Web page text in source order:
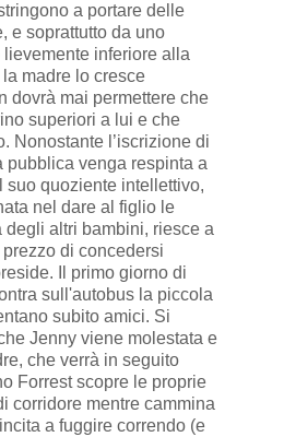
a portare delle
e soprattutto da uno
inferiore alla
madre lo cresce
dovrà mai permettere che
superiori a lui e che
Nonostante l’iscrizione di
pubblica venga respinta a
suo quoziente intellettivo,
nel dare al figlio le
degli altri bambini, riesce a
di concedersi
Il primo giorno di
sull'autobus la piccola
subito amici. Si
Jenny viene molestata e
che verrà in seguito
Forrest scopre le proprie
corridore mentre cammina
a fuggire correndo (e